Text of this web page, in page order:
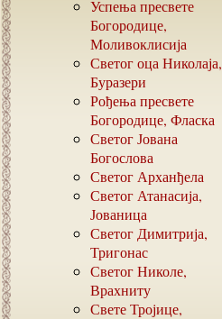
Успења пресвете
Богородице,
Моливоклисија
Светог оца Николаја,
Буразери
Рођења пресвете
Богородице, Фласка
Светог Јована
Богослова
Светог Арханђела
Светог Атанасија,
Јованица
Светог Димитрија,
Тригонас
Светог Николе,
Врахниту
Свете Тројице,